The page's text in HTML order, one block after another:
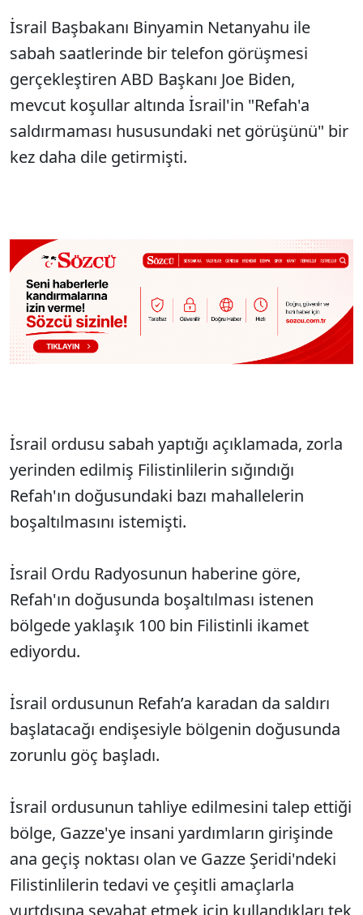
İsrail Başbakanı Binyamin Netanyahu ile
sabah saatlerinde bir telefon görüşmesi
gerçekleştiren ABD Başkanı Joe Biden,
mevcut koşullar altında İsrail'in "Refah'a
saldırmaması hususundaki net görüşünü" bir
kez daha dile getirmişti.
İsrail ordusu sabah yaptığı açıklamada, zorla
yerinden edilmiş Filistinlilerin sığındığı
Refah'ın doğusundaki bazı mahallelerin
boşaltılmasını istemişti.
İsrail Ordu Radyosunun haberine göre,
Refah'ın doğusunda boşaltılması istenen
bölgede yaklaşık 100 bin Filistinli ikamet
ediyordu.
İsrail ordusunun Refah’a karadan da saldırı
başlatacağı endişesiyle bölgenin doğusunda
zorunlu göç başladı.
İsrail ordusunun tahliye edilmesini talep ettiği
bölge, Gazze'ye insani yardımların girişinde
ana geçiş noktası olan ve Gazze Şeridi'ndeki
Filistinlilerin tedavi ve çeşitli amaçlarla